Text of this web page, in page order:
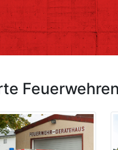
Feuerwehren